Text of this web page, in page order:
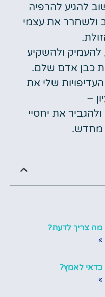
להגיע להרפיה
ולשחרר את עצמי
להעמיק ולהשקיע
כבן אדם שלם.
שלי את
–
את יחסיי
מחדש.
צריך לדעת?
»
לאמץ?
»